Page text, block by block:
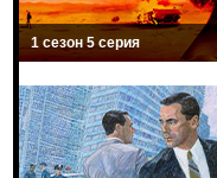
1 сезон 5 серия